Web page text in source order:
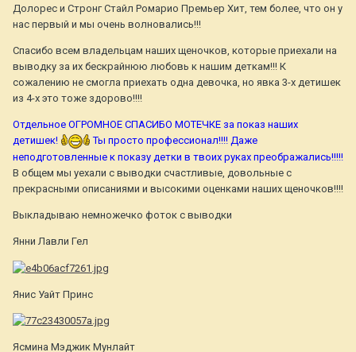
Долорес и Стронг Стайл Ромарио Премьер Хит, тем более, что он у
нас первый и мы очень волновались!!!
Спасибо всем владельцам наших щеночков, которые приехали на
выводку за их бескрайнюю любовь к нашим деткам!!! К
сожалению не смогла приехать одна девочка, но явка 3-х детишек
из 4-х это тоже здорово!!!!
Отдельное ОГРОМНОЕ СПАСИБО МОТЕЧКЕ за показ наших
детишек!
Ты просто профессионал!!!! Даже
неподготовленные к показу детки в твоих руках преображались!!!!!
В общем мы уехали с выводки счастливые, довольные с
прекрасными описаниями и высокими оценками наших щеночков!!!!
Выкладываю немножечко фоток с выводки
Янни Лавли Гел
Янис Уайт Принс
Ясмина Мэджик Мунлайт